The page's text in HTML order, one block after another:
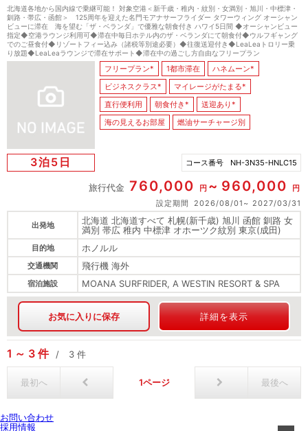
北海道各地から国内線で乗継可能！ 対象空港＜新千歳・稚内・紋別・女満別・旭川・中標津・
釧路・帯広・函館＞ 125周年を迎えた名門モアナサーフライダー タワーウィング オーシャン
ビューに滞在 海を望む「ザ・ベランダ」で優雅な朝食付き ハワイ5日間 ◆オーシャンビュー
指定◆空港ラウンジ利用可◆滞在中毎日ホテル内のザ・ベランダにて朝食付◆ウルフギャング
でのご昼食付◆リゾートフィー込み（諸税等別途必要）◆往復送迎付き◆LeaLeaトロリー乗
り放題◆LeaLeaラウンジで滞在サポート◆滞在中の過ごし方自由なフリープラン
フリープラン* 1都市滞在
ハネムーン*
ビジネスクラス*
マイレージがたまる*
直行便利用
朝食付き*
送迎あり*
海の見えるお部屋
燃油サーチャージ別
3泊5日 コース番号 NH-3N35-HNLC15
旅行代金 760,000 円 960,000
円
設定期間
2026/08/01 2027/03/31
出発地
北海道 北海道すべて 札幌(新千歳) 旭川 函館 釧路 女
満別 帯広 稚内 中標津 オホーツク紋別 東京(成田)
目的地 ホノルル
交通機関 飛行機 海外
宿泊施設 MOANA SURFRIDER, A WESTIN RESORT & SPA
お気に入りに保存 詳細を表示
1 3 件 3 件
最初へ 1 最後へ
お問い合わせ
採用情報